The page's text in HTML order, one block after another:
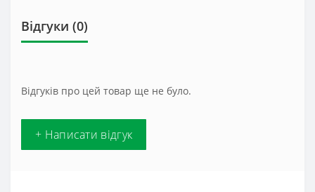
Відгуки (0)
Відгуків про цей товар ще не було.
+ Написати відгук